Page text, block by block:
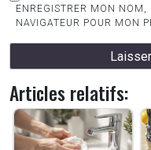
ENREGISTRER MON
NAVIGATEUR POUR MON
Articles relatifs: